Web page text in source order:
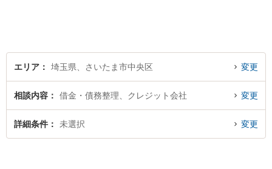
【土日祝・夜間対応◎】
エリア 埼玉県、さいたま市中央区 変更
相談内容 借金・債務整理、クレジット会社 変更
詳細条件 未選択 変更